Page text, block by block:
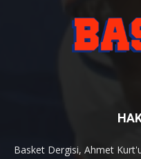
Basket Dergisi, Ahmet